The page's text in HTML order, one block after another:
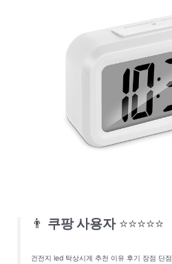
👨 쿠팡 사용자 ⭐⭐⭐⭐⭐
건전지 led 탁상시계 추천 이유 후기 장점 단점